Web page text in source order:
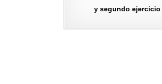
y segundo ejercicio